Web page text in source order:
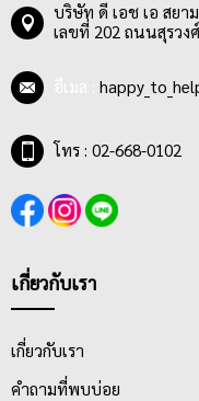
บริษัท ดี เอช เอ สยา
เลขที่ 202 ถนนสุรวง
โทร : 02-668-0102
เกี่ยวกับเรา
เกี่ยวกับเรา
คำถามที่พบบ่อย